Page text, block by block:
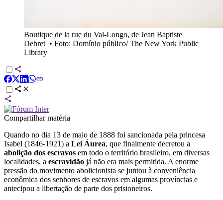
Boutique de la rue du Val-Longo, de Jean Baptiste
Debret • Foto: Domínio público/ The New York Public
Library
Compartilhar matéria
Quando no dia 13 de maio de 1888 foi sancionada pela princesa
Isabel (1846-1921) a Lei Áurea, que finalmente decretou a
abolição dos escravos em todo o território brasileiro, em diversas
localidades, a escravidão já não era mais permitida. A enorme
pressão do movimento abolicionista se juntou à conveniência
econômica dos senhores de escravos em algumas províncias e
antecipou a libertação de parte dos prisioneiros.